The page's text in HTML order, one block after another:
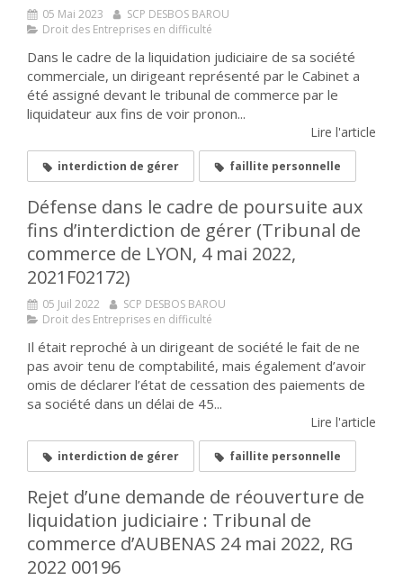
05 Mai 2023
SCP DESBOS BAROU
Droit des Entreprises en difficulté
Dans le cadre de la liquidation judiciaire de sa société
commerciale, un dirigeant représenté par le Cabinet a
été assigné devant le tribunal de commerce par le
liquidateur aux fins de voir pronon...
Lire l'article
interdiction de gérer faillite personnelle
Défense dans le cadre de poursuite aux
fins d’interdiction de gérer (Tribunal de
commerce de LYON, 4 mai 2022,
2021F02172)
05 Juil 2022
SCP DESBOS BAROU
Droit des Entreprises en difficulté
Il était reproché à un dirigeant de société le fait de ne
pas avoir tenu de comptabilité, mais également d’avoir
omis de déclarer l’état de cessation des paiements de
sa société dans un délai de 45...
Lire l'article
interdiction de gérer faillite personnelle
Rejet d’une demande de réouverture de
liquidation judiciaire : Tribunal de
commerce d’AUBENAS 24 mai 2022, RG
2022 00196